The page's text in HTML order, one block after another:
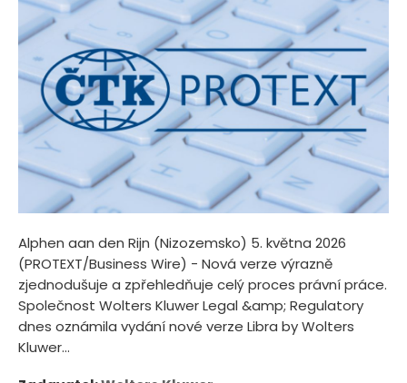
Alphen aan den Rijn (Nizozemsko) 5. května 2026
(PROTEXT/Business Wire) - Nová verze výrazně
zjednodušuje a zpřehledňuje celý proces právní práce.
Společnost Wolters Kluwer Legal &amp; Regulatory
dnes oznámila vydání nové verze Libra by Wolters
Kluwer...